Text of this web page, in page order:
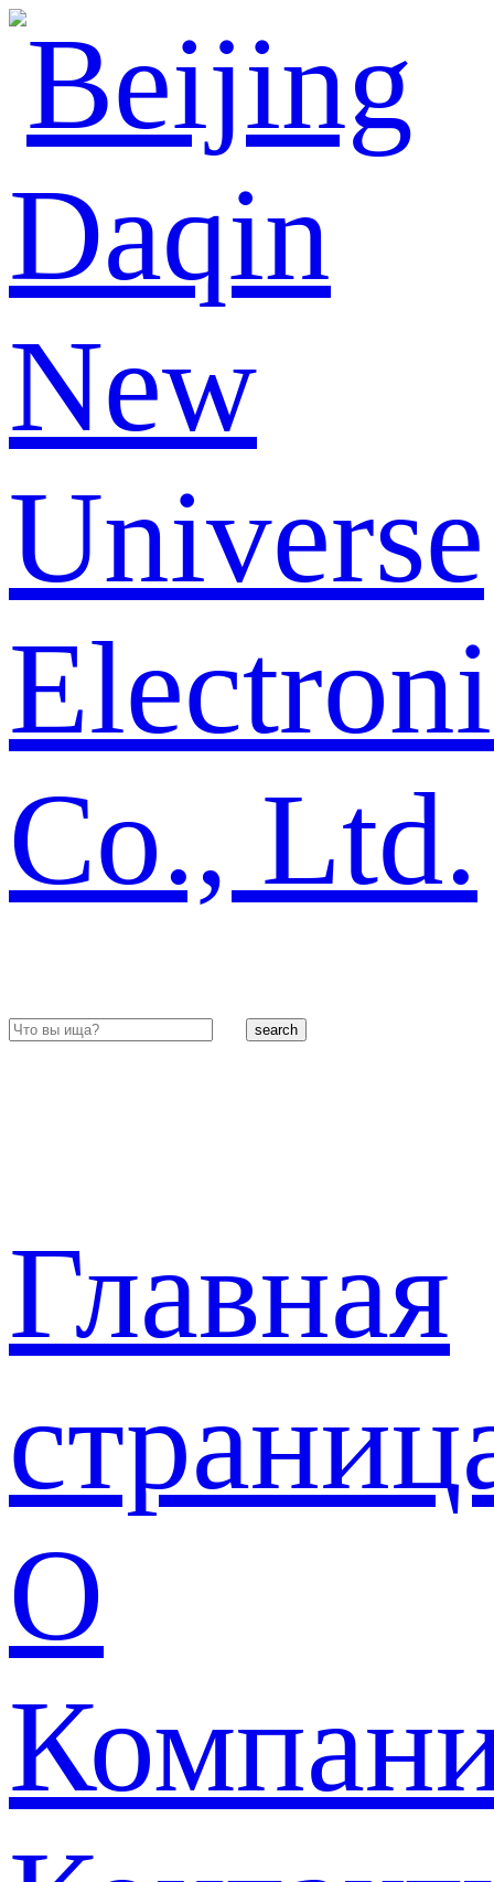
search
Главная
О